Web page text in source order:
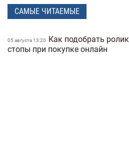
06 мая 15:50 В Украине хотят
на тротуарах: где и как они
областей выпал снег посреди
САМЫЕ ЧИТАЕМЫЕ
05 августа 13:20
Как подобрать
стопы при покупке онлайн